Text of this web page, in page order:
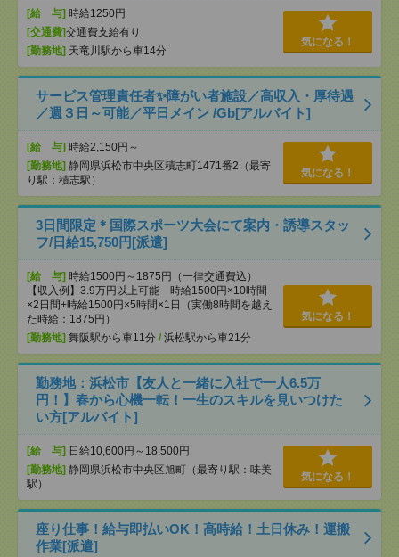
[給 与] 時給1250円
[交通費]交通費支給有り
[勤務地] 天竜川駅から車14分
気になる！
サービス管理責任者✨障がい者施設／高収入・厚待遇
／週３日～可能／平日メイン /Gb[アルバイト]
[給 与] 時給2,150円～
[勤務地] 静岡県浜松市中央区積志町1471番2（最寄
り駅：積志駅）
気になる！
3日間限定＊国際スポーツ大会にて案内・誘導スタッ
フ/日給15,750円[派遣]
[給 与] 時給1500円～1875円（一律交通費込）
【収入例】3.9万円以上可能 時給1500円×10時間
×2日間+時給1500円×5時間×1日（実働8時間を越え
た時給：1875円）
[勤務地] 舞阪駅から車11分 / 浜松駅から車21分
気になる！
勤務地：浜松市【友人と一緒に入社で一人6.5万
円！】春から心機一転！一生のスキルを見いつけた
い方[アルバイト]
[給 与] 日給10,600円～18,500円
[勤務地] 静岡県浜松市中央区旭町（最寄り駅：味美
駅）
気になる！
座り仕事！給与即払いOK！高時給！土日休み！運搬
作業[派遣]